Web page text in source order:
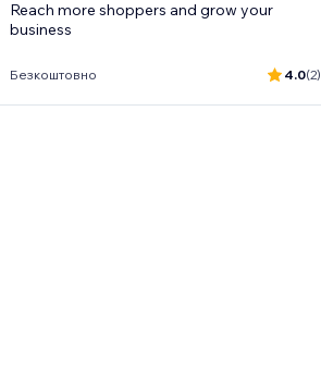
Reach more shoppers and grow your
business
Безкоштовно 4.0(2)